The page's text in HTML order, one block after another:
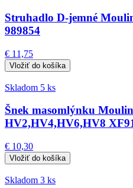
Struhadlo D-jemné
989854
€ 11,75
Skladom 5 ks
Šnek masomlýnku
HV2,HV4,HV6,HV8
€ 10,30
Skladom 3 ks